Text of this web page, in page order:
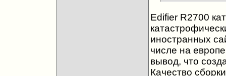
Edifier R2700
иностранных
числе на
вывод, что
Качество